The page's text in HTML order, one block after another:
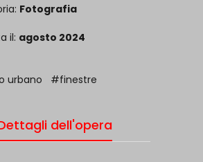
Fotografia
il: agosto 2024
urbano #finestre
dell'opera